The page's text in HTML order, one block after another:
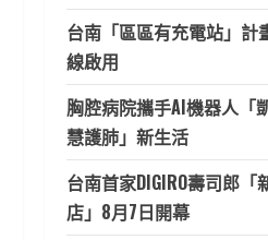
台南「區區有充電站」計
線啟用
胸腔病院攜手AI機器人「
慧護肺」新生活
台南首家DIGIRO壽司郎
店」8月7日開幕